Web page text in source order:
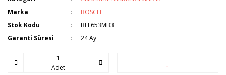
Marka
BOSCH
Stok Kodu
BEL653MB3
Garanti Süresi
24 Ay
Adet